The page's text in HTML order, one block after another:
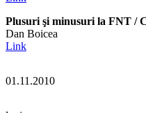
Plusuri şi minusuri la FNT /
Dan Boicea
Link
01.11.2010